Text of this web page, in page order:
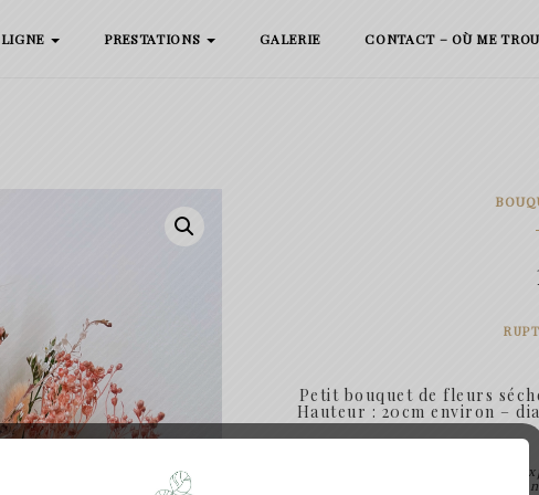
PRESTATIONS GALERIE CONTACT – OÙ ME
Petit bouquet de fleurs
Hauteur : 20cm environ –
Evitez de
humides, et pour la poussière,